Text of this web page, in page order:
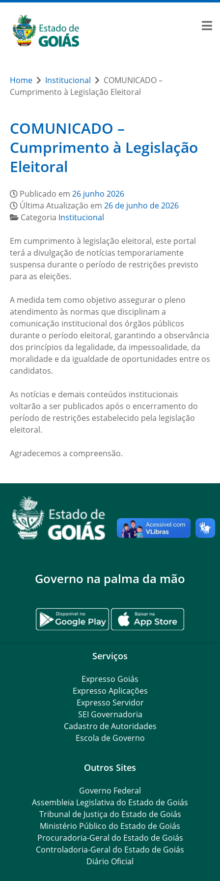
Home Institucional
COMUNICADO –
Cumprimento à Legislação Eleitoral
COMUNICADO –
Cumprimento à Legislação
Eleitoral
Publicado em 26 junho 2026
Última Atualização em 26 de junho de 2026
Categoria Institucional
Em cumprimento à legislação eleitoral, este portal
terá a divulgação de notícias temporariamente
suspensa durante o período de restrições previsto
para as eleições.
A medida tem como objetivo assegurar o pleno
atendimento às normas que disciplinam a
comunicação institucional dos órgãos públicos
durante o período eleitoral, garantindo a observância
dos princípios da legalidade, da impessoalidade, da
moralidade e da igualdade de oportunidades entre os
candidatos.
As notícias e demais conteúdos institucionais
voltarão a ser publicados após o encerramento do
período de restrições estabelecido pela legislação
eleitoral.
Agradecemos a compreensão.
Governo na palma da mão
Serviços
Expresso Goiás
Expresso Aplicações
Expresso Servidor
SEI Governadoria
Cadastro de Autoridades
Escola de Governo
Outros Sites
Governo Federal
Assembleia Legislativa do Estado de Goiás
Tribunal de Justiça do Estado de Goiás
Ministério Público do Estado de Goiás
Procuradoria-Geral do Estado de Goiás
Controladoria-Geral do Estado de Goiás
Diário Oficial